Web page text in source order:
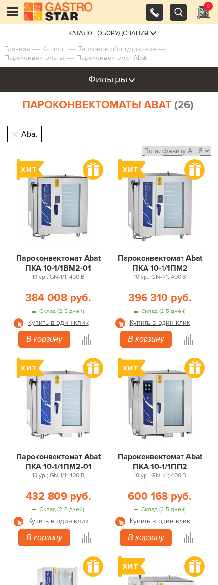
0
КАТАЛОГ ОБОРУДОВАНИЯ
Главная Каталог
Тепловое оборудование
Пароконвектоматы
Пароконвектомат Abat
Фильтры
ПАРОКОНВЕКТОМАТЫ ABAT (26)
Abat
Пароконвектомат Abat
ПКА 10-1/1ВМ2-01
10 ур.; GN-1/1; 400 В
384 008 руб.
Склад (2-5 дней)
Купить в один клик
В корзину
Пароконвектомат Abat
ПКА 10-1/1ПМ2
10 ур.; GN-1/1; 400 В
396 310 руб.
Склад (2-5 дней)
Купить в один клик
В корзину
Пароконвектомат Abat
ПКА 10-1/1ПМ2-01
10 ур.; GN-1/1; 400 В
432 809 руб.
Склад (2-5 дней)
Купить в один клик
В корзину
Пароконвектомат Abat
ПКА 10-1/1ПП2
10 ур.; GN-1/1; 400 В
600 168 руб.
Склад (2-5 дней)
Купить в один клик
В корзину